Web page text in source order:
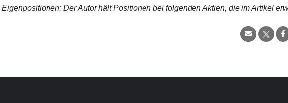
Der Autor hält Positionen bei folgenden Aktien, die im Artikel